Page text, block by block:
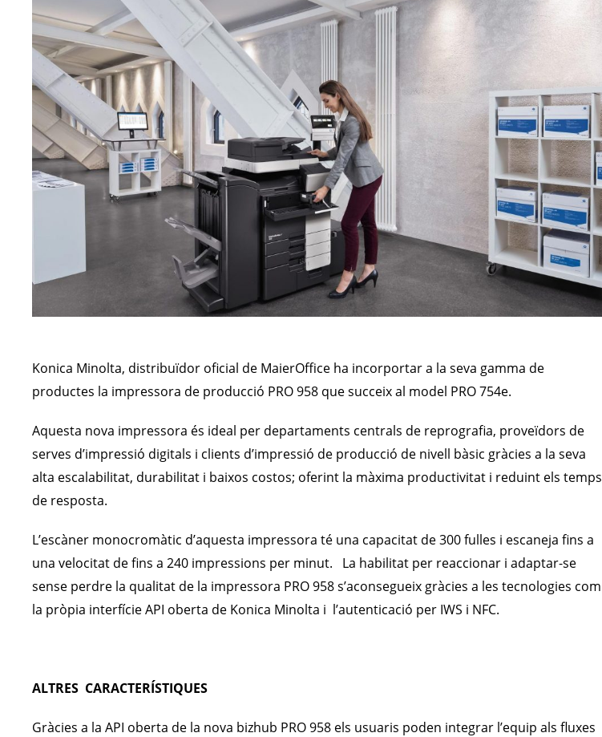
Konica Minolta, distribuïdor oficial de MaierOffice ha incorportar a la seva gamma de
productes la impressora de producció PRO 958 que succeix al model PRO 754e.
Aquesta nova impressora és ideal per departaments centrals de reprografia, proveïdors de
serves d’impressió digitals i clients d’impressió de producció de nivell bàsic gràcies a la seva
alta escalabilitat, durabilitat i baixos costos; oferint la màxima productivitat i reduint els temps
de resposta.
L’escàner monocromàtic d’aquesta impressora té una capacitat de 300 fulles i escaneja fins a
una velocitat de fins a 240 impressions per minut. La habilitat per reaccionar i adaptar-se
sense perdre la qualitat de la impressora PRO 958 s’aconsegueix gràcies a les tecnologies com
la pròpia interfície API oberta de Konica Minolta i l’autenticació per IWS i NFC.
ALTRES CARACTERÍSTIQUES
Gràcies a la API oberta de la nova bizhub PRO 958 els usuaris poden integrar l’equip als fluxes